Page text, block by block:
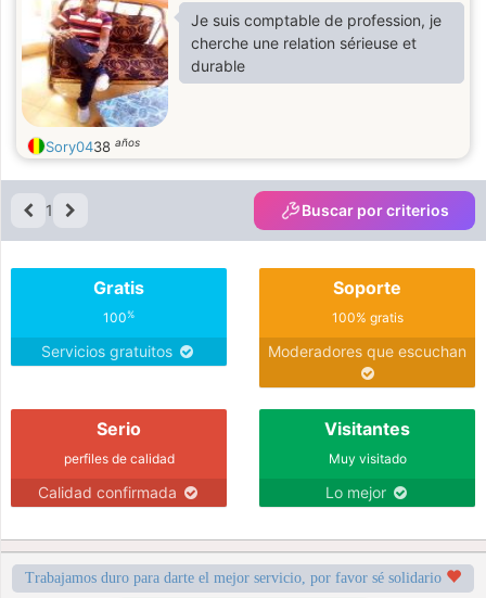
Je suis comptable de profession, je
cherche une relation sérieuse et
durable
Sory0438 años
1 Buscar por criterios
Gratis
100%
Servicios gratuitos
Soporte
100% gratis
Moderadores que escuchan
Serio
perfiles de calidad
Calidad confirmada
Visitantes
Muy visitado
Lo mejor
Trabajamos duro para darte el mejor servicio, por favor sé solidario